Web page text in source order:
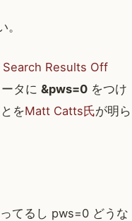
Results Off
タに &pws=0 をつけ
をMatt Catts氏が明ら
てるし pws=0 どうな